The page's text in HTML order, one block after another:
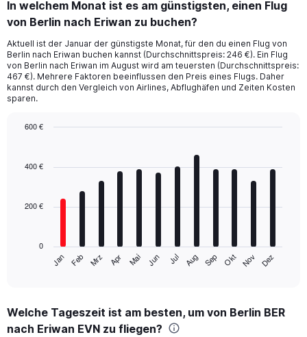
In welchem Monat ist es am günstigsten, einen Flug
von Berlin nach Eriwan zu buchen?
Aktuell ist der Januar der günstigste Monat, für den du einen Flug von
Berlin nach Eriwan buchen kannst (Durchschnittspreis: 246 €). Ein Flug
von Berlin nach Eriwan im August wird am teuersten (Durchschnittspreis:
467 €). Mehrere Faktoren beeinflussen den Preis eines Flugs. Daher
kannst durch den Vergleich von Airlines, Abflughäfen und Zeiten Kosten
sparen.
with
The
Range:
12
Jan Feb Mrz Apr Mai Jun Jul Aug Sep Okt Nov Dez
0
200 €
400 €
600 €
Welche Tageszeit ist am besten, um von Berlin BER
nach Eriwan EVN zu fliegen?